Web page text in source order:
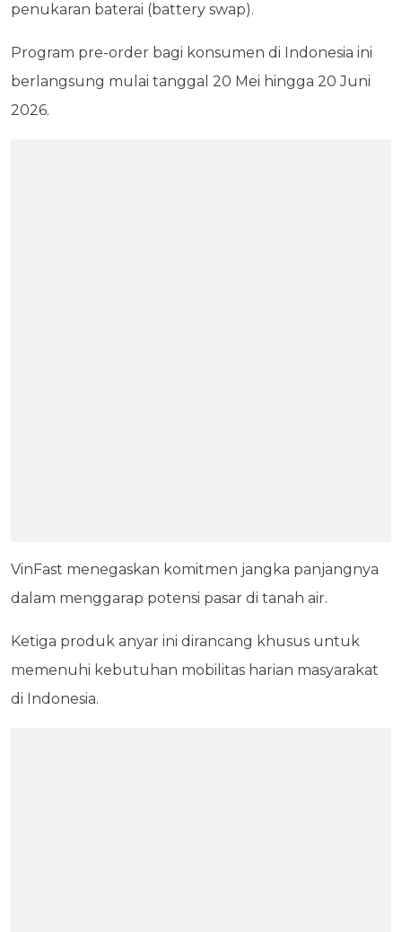
penukaran baterai (battery swap).
Program pre-order bagi konsumen di Indonesia ini
berlangsung mulai tanggal 20 Mei hingga 20 Juni
2026.
VinFast menegaskan komitmen jangka panjangnya
dalam menggarap potensi pasar di tanah air.
Ketiga produk anyar ini dirancang khusus untuk
memenuhi kebutuhan mobilitas harian masyarakat
di Indonesia.